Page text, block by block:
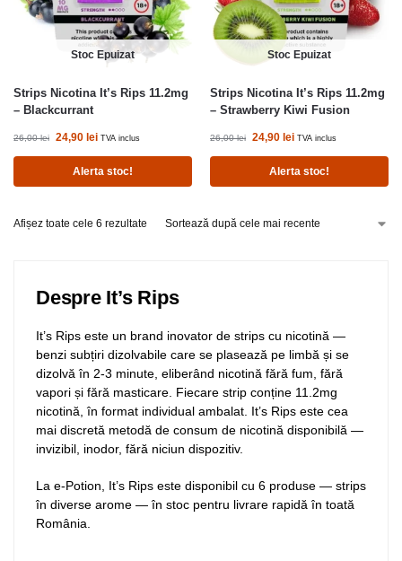
Stoc Epuizat
Strips Nicotina It’s Rips 11.2mg
– Blackcurrant
26,00lei 24,90 lei TVA inclus
Alerta stoc!
Stoc Epuizat
Strips Nicotina It’s Rips 11.2mg
– Strawberry Kiwi Fusion
26,00lei 24,90 lei TVA inclus
Alerta stoc!
Afișez toate cele 6 rezultate
Despre It’s Rips
It’s Rips este un brand inovator de strips cu nicotină —
benzi subțiri dizolvabile care se plasează pe limbă și se
dizolvă în 2-3 minute, eliberând nicotină fără fum, fără
vapori și fără masticare. Fiecare strip conține 11.2mg
nicotină, în format individual ambalat. It’s Rips este cea
mai discretă metodă de consum de nicotină disponibilă —
invizibil, inodor, fără niciun dispozitiv.
La e-Potion, It’s Rips este disponibil cu 6 produse — strips
în diverse arome — în stoc pentru livrare rapidă în toată
România.